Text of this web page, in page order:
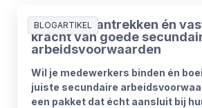
BLOGARTIKEL
Talenten aantrekken én
kracht van goede
arbeidsvoorwaarden
Wil je medewerkers binden én
juiste secundaire
een pakket dat écht aansluit bij